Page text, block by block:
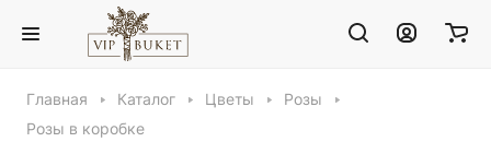
Главная Каталог Цветы
Розы
Розы в коробке